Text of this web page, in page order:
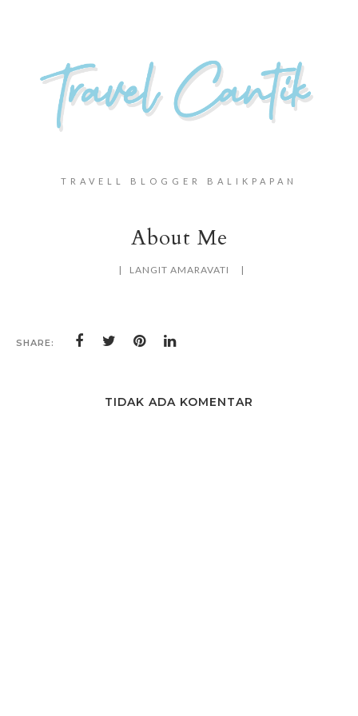
TRAVELL BLOGGER BALIKPAPAN
About Me
LANGIT AMARAVATI
SHARE:
TIDAK ADA KOMENTAR